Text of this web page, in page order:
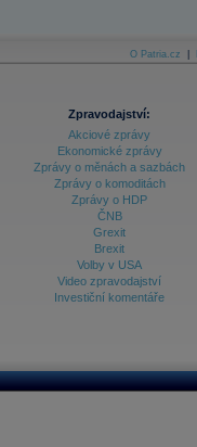
O Patria.cz
Zpravodajství:
Akciové zprávy
Ekonomické zprávy
Zprávy o měnách a sazbách
Zprávy o komoditách
Zprávy o HDP
ČNB
Grexit
Brexit
Volby v USA
Video zpravodajství
Investiční komentáře